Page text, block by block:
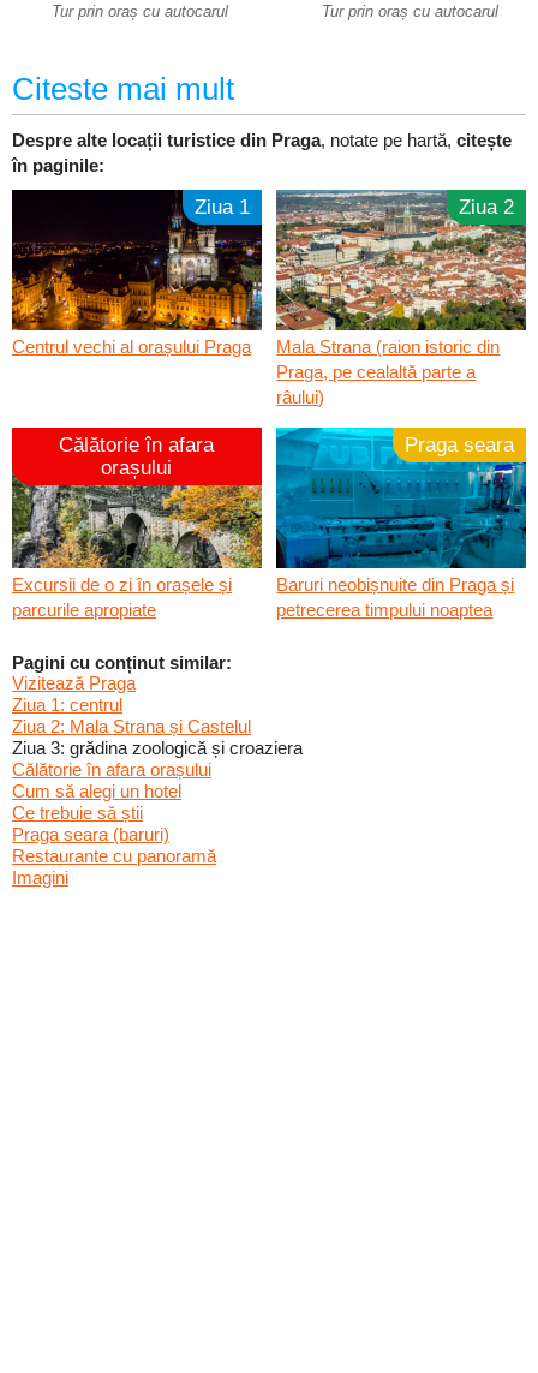
Tur prin oraș cu autocarul Tur prin oraș cu autocarul
Citeste mai mult
Despre alte locații turistice din Praga, notate pe hartă, citește
în paginile:
Ziua 1
Centrul vechi al orașului Praga
Ziua 2
Mala Strana (raion istoric din
Praga, pe cealaltă parte a
râului)
Călătorie în afara
orașului
Excursii de o zi în orașele și
parcurile apropiate
Praga seara
Baruri neobișnuite din Praga și
petrecerea timpului noaptea
Pagini cu conținut similar:
Vizitează Praga
Ziua 1: centrul
Ziua 2: Mala Strana și Castelul
Ziua 3: grădina zoologică și croaziera
Călătorie în afara orașului
Cum să alegi un hotel
Ce trebuie să știi
Praga seara (baruri)
Restaurante cu panoramă
Imagini